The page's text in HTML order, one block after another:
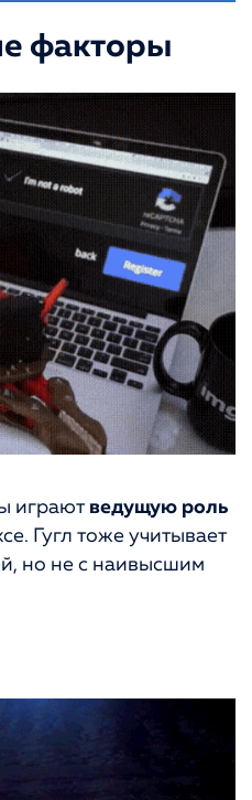
факторы
играют ведущую роль
Гугл тоже учитывает
но не с наивысшим